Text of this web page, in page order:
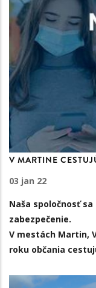
V MARTINE
03 jan 22
Naša spoločnosť
zabezpečenie.
V mestách Martin,
roku občania